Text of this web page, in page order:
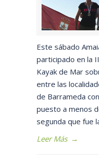
Este sábado
participado en la
Kayak de Mar
entre las
de Barrameda
puesto a menos
segunda que fue
Leer Más →